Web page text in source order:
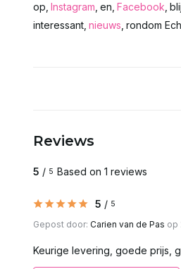
op‚ Instagram ‚ en‚ Facebook ‚
interessant‚ nieuws ‚ rondom
Reviews
5 / 5 Based on 1 reviews
5 / 5
Gepost door: Carien van de Pas op
Keurige levering, goede prijs,